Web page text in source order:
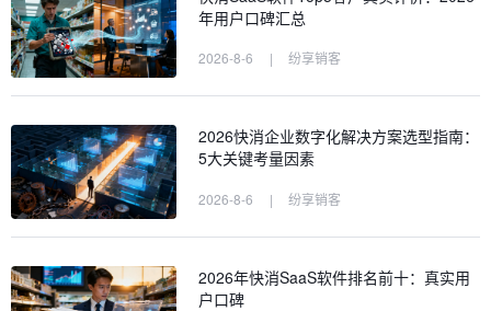
年用户口碑汇总
2026-8-6 | 纷享销客
2026快消企业数字化解决方案选型指南：
5大关键考量因素
2026-8-6 | 纷享销客
2026年快消SaaS软件排名前十：真实用
户口碑